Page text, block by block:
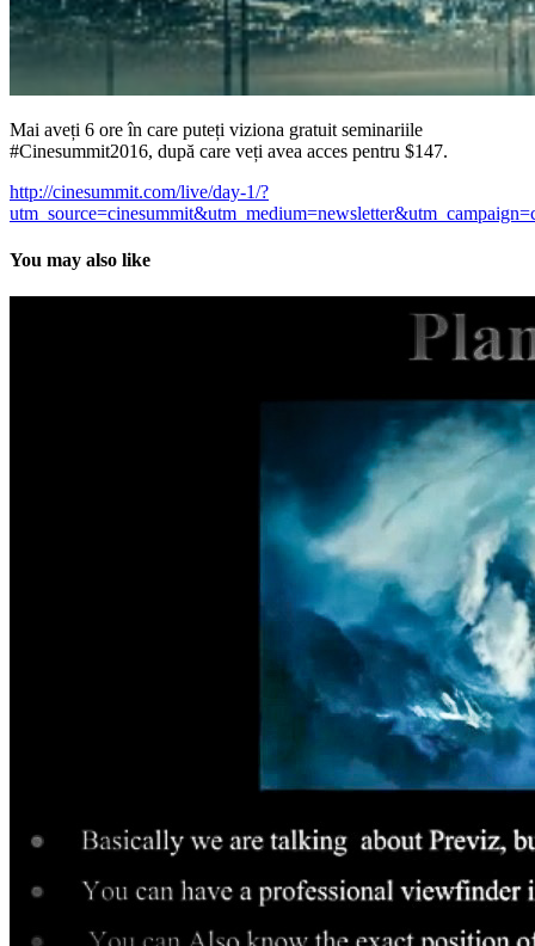
Mai aveți 6 ore în care puteți viziona gratuit seminariile
#Cinesummit2016, după care veți avea acces pentru $147.
http://cinesummit.com/live/day-1/?
You may also like